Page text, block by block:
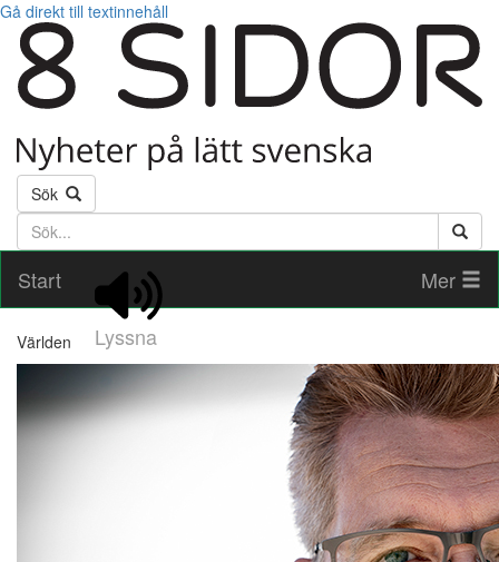
Gå direkt till textinnehåll
Sök
Söktext
Start
Lyssna
Mer
Världen